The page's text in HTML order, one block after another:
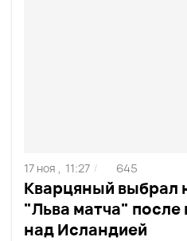
Кварцяный выбрал
"Льва матча"
над Исландией
17 ноя , 11:27 / 645